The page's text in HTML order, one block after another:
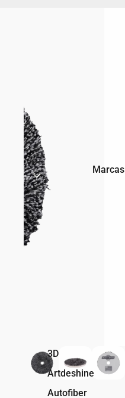
Marcas
3D
Artdeshine
Autofiber